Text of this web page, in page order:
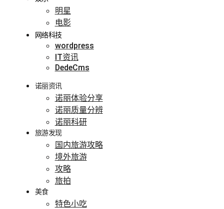
明星
电影
网络科技
wordpress
IT资讯
DedeCms
诺丽资讯
诺丽体验分享
诺丽质量分辨
诺丽科研
旅游发现
国内旅游攻略
境外旅游
攻略
旅拍
美食
特色小吃